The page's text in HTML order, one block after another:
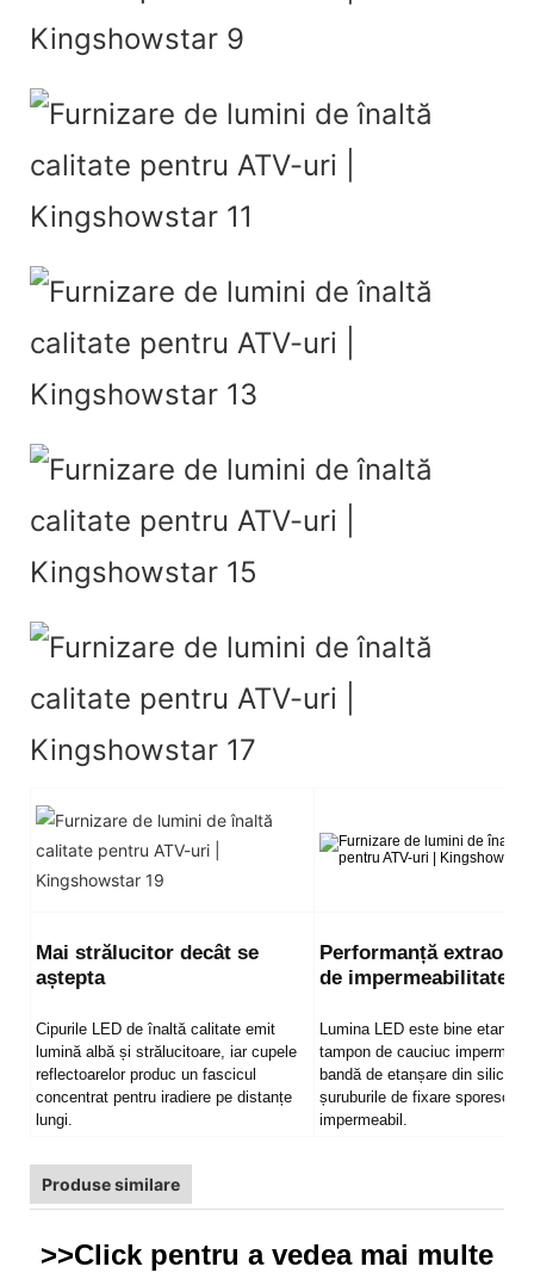
Mai strălucitor decât se
aștepta
Cipurile LED de înaltă calitate emit
lumină albă și strălucitoare, iar cupele
reflectoarelor produc un fascicul
concentrat pentru iradiere pe distanțe
lungi.
Performanță
de impermeabilitate
Lumina LED este bine
tampon de cauciuc
bandă de etanșare din silicon,
șuruburile de fixare sporesc
impermeabil.
Produse similare
>>Click pentru a vedea mai multe